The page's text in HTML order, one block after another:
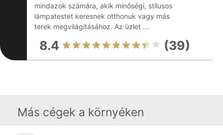
mindazok számára, akik minőségi, stílusos
lámpatestet keresnek otthonuk vagy más
terek megvilágításához. Az üzlet ...
8.4 (39)
Más cégek a környéken